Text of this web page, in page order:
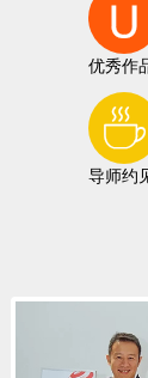
优秀作
导师约